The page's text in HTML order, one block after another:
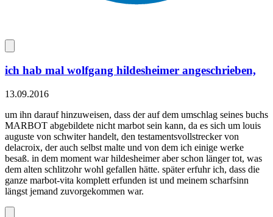
ich hab mal wolfgang hildesheimer angeschrieben,
13.09.2016
um ihn darauf hinzuweisen, dass der auf dem umschlag seines buchs
MARBOT abgebildete nicht marbot sein kann, da es sich um louis
auguste von schwiter handelt, den testamentsvollstrecker von
delacroix, der auch selbst malte und von dem ich einige werke
besaß. in dem moment war hildesheimer aber schon länger tot, was
dem alten schlitzohr wohl gefallen hätte. später erfuhr ich, dass die
ganze marbot-vita komplett erfunden ist und meinem scharfsinn
längst jemand zuvorgekommen war.